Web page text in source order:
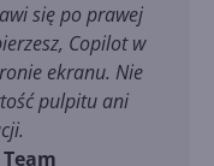
się po prawej
Copilot w
ekranu. Nie
pulpitu ani